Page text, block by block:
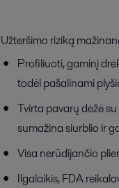
Užteršimo riziką
Profiliuoti, gaminį
todėl pašalinami
Tvirta pavarų dėžė
sumažina siurblio ir
Visa nerūdijančio
Ilgalaikis, FDA